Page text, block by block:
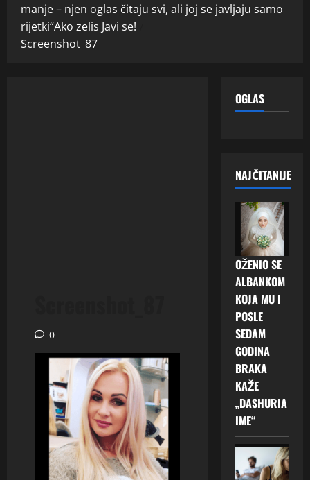
manje – njen oglas čitaju svi, ali joj se javljaju samo
rijetki“Ako zelis Javi se!
Screenshot_87
0
OGLAS
NAJČITANIJE
OŽENIO SE
ALBANKOM
KOJA MU I
POSLE
SEDAM
GODINA
BRAKA
KAŽE
„DASHURIA
IME“